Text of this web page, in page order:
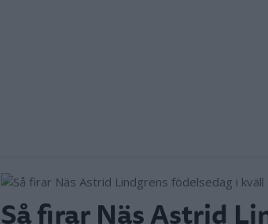
Så firar Näs Astrid